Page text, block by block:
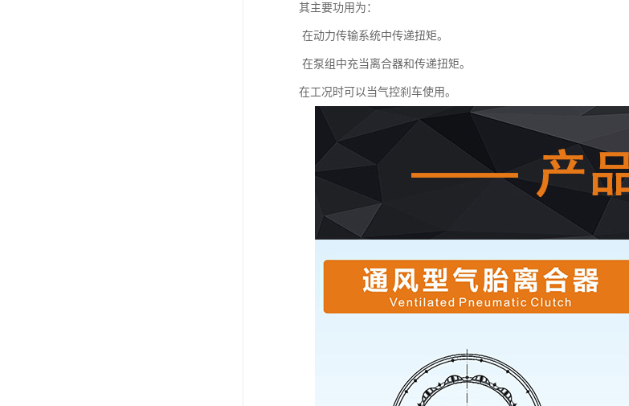
其主要功用为：
在动力传输系统中传递扭矩。
在泵组中充当离合器和传递扭矩。
在工况时可以当气控刹车使用。